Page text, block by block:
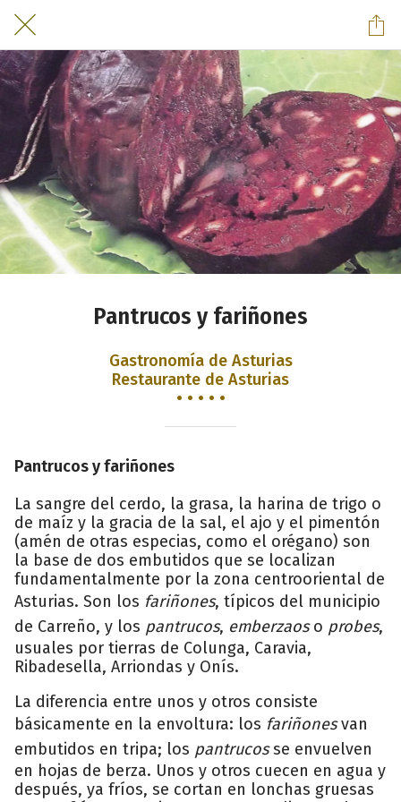
Pantrucos y fariñones
Gastronomía de Asturias
Restaurante de Asturias
• • • • •
Pantrucos y fariñones
La sangre del cerdo, la grasa, la harina de trigo o
de maíz y la gracia de la sal, el ajo y el pimentón
(amén de otras especias, como el orégano) son
la base de dos embutidos que se localizan
fundamentalmente por la zona centrooriental de
Asturias. Son los fariñones, típicos del municipio
de Carreño, y los pantrucos, emberzaoso probes,
usuales por tierras de Colunga, Caravia,
Ribadesella, Arriondas y Onís.
La diferencia entre unos y otros consiste
básicamente en la envoltura: los fariñonesvan
embutidos en tripa; los pantrucosse envuelven
en hojas de berza. Unos y otros cuecen en agua y
después, ya fríos, se cortan en lonchas gruesas